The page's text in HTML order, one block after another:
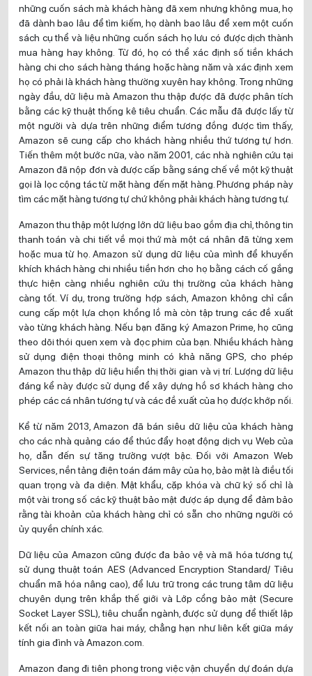
những cuốn sách mà khách hàng đã xem nhưng không mua, họ
đã dành bao lâu để tìm kiếm, họ dành bao lâu để xem một cuốn
sách cụ thể và liệu những cuốn sách họ lưu có được dịch thành
mua hàng hay không. Từ đó, họ có thể xác định số tiền khách
hàng chi cho sách hàng tháng hoặc hàng năm và xác định xem
họ có phải là khách hàng thường xuyên hay không. Trong những
ngày đầu, dữ liệu mà Amazon thu thập được đã được phân tích
bằng các kỹ thuật thống kê tiêu chuẩn. Các mẫu đã được lấy từ
một người và dựa trên những điểm tương đồng được tìm thấy,
Amazon sẽ cung cấp cho khách hàng nhiều thứ tương tự hơn.
Tiến thêm một bước nữa, vào năm 2001, các nhà nghiên cứu tại
Amazon đã nộp đơn và được cấp bằng sáng chế về một kỹ thuật
gọi là lọc cộng tác từ mặt hàng đến mặt hàng. Phương pháp này
tìm các mặt hàng tương tự chứ không phải khách hàng tương tự.
Amazon thu thập một lượng lớn dữ liệu bao gồm địa chỉ, thông tin
thanh toán và chi tiết về mọi thứ mà một cá nhân đã từng xem
hoặc mua từ họ. Amazon sử dụng dữ liệu của mình để khuyến
khích khách hàng chi nhiều tiền hơn cho họ bằng cách cố gắng
thực hiện càng nhiều nghiên cứu thị trường của khách hàng
càng tốt. Ví dụ, trong trường hợp sách, Amazon không chỉ cần
cung cấp một lựa chọn khổng lồ mà còn tập trung các đề xuất
vào từng khách hàng. Nếu bạn đăng ký Amazon Prime, họ cũng
theo dõi thói quen xem và đọc phim của bạn. Nhiều khách hàng
sử dụng điện thoại thông minh có khả năng GPS, cho phép
Amazon thu thập dữ liệu hiển thị thời gian và vị trí. Lượng dữ liệu
đáng kể này được sử dụng để xây dựng hồ sơ khách hàng cho
phép các cá nhân tương tự và các đề xuất của họ được khớp nối.
Kể từ năm 2013, Amazon đã bán siêu dữ liệu của khách hàng
cho các nhà quảng cáo để thúc đẩy hoạt động dịch vụ Web của
họ, dẫn đến sự tăng trưởng vượt bậc. Đối với Amazon Web
Services, nền tảng điện toán đám mây của họ, bảo mật là điều tối
quan trọng và đa diện. Mật khẩu, cặp khóa và chữ ký số chỉ là
một vài trong số các kỹ thuật bảo mật được áp dụng để đảm bảo
rằng tài khoản của khách hàng chỉ có sẵn cho những người có
ủy quyền chính xác.
Dữ liệu của Amazon cũng được đa bảo vệ và mã hóa tương tự,
sử dụng thuật toán AES (Advanced Encryption Standard/ Tiêu
chuẩn mã hóa nâng cao), để lưu trữ trong các trung tâm dữ liệu
chuyên dụng trên khắp thế giới và Lớp cổng bảo mật (Secure
Socket Layer SSL), tiêu chuẩn ngành, được sử dụng để thiết lập
kết nối an toàn giữa hai máy, chẳng hạn như liên kết giữa máy
tính gia đình và Amazon.com.
Amazon đang đi tiên phong trong việc vận chuyển dự đoán dựa